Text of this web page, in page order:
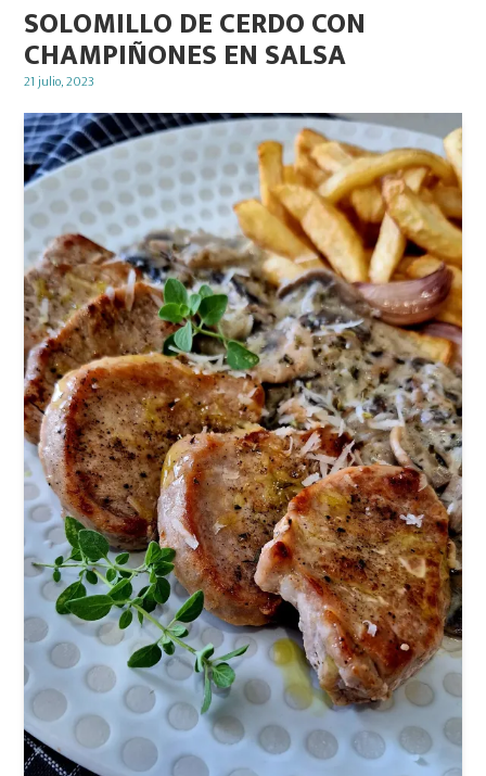
SOLOMILLO DE CERDO CON
CHAMPIÑONES EN SALSA
Posted
21 julio, 2023